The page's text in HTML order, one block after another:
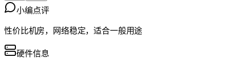
小编点评
性价比机房，网络稳定，适合一般用途
硬件信息